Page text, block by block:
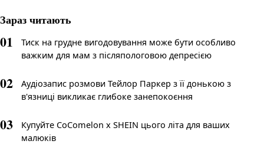
Зараз читають
01
Тиск на грудне вигодовування може бути особливо
важким для мам з післяпологовою депресією
02
Аудіозапис розмови Тейлор Паркер з її донькою з
в'язниці викликає глибоке занепокоєння
03
Купуйте CoComelon x SHEIN цього літа для ваших
малюків